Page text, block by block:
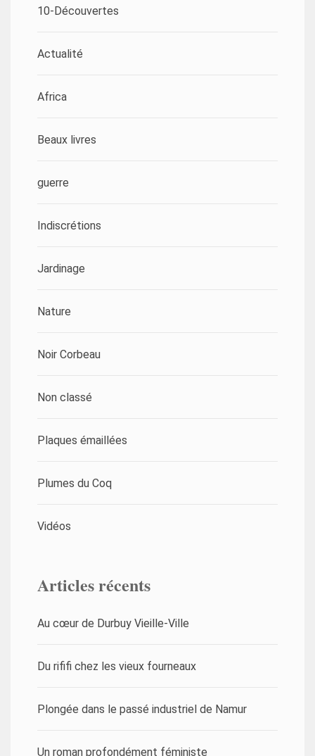
10-Découvertes
Actualité
Africa
Beaux livres
guerre
Indiscrétions
Jardinage
Nature
Noir Corbeau
Non classé
Plaques émaillées
Plumes du Coq
Vidéos
Articles récents
Au cœur de Durbuy Vieille-Ville
Du rififi chez les vieux fourneaux
Plongée dans le passé industriel de Namur
Un roman profondément féministe